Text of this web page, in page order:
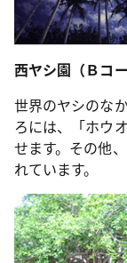
西ヤシ園（Ｂコー
世界のヤシのな
ろには、「ホウ
せます。その他
れています。